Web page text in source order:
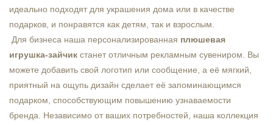
идеально подходят для украшения дома или в качестве
подарков, и понравятся как детям, так и взрослым.
Для бизнеса наша персонализированная плюшевая
игрушка-зайчик станет отличным рекламным сувениром. Вы
можете добавить свой логотип или сообщение, а её мягкий,
приятный на ощупь дизайн сделает её запоминающимся
подарком, способствующим повышению узнаваемости
бренда. Независимо от ваших потребностей, наша коллекция